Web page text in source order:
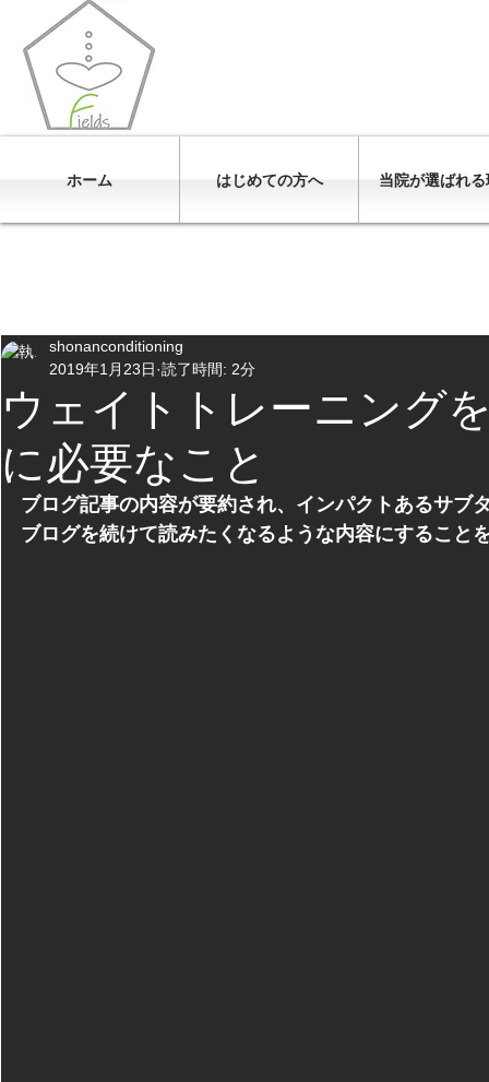
ホーム はじめての方へ 当院が選ばれる
ウェイトトレーニング
に必要なこと
shonanconditioning
2019年1月23日 読了時間: 2分
ブログ記事の内容が要約され、インパクトあるサブ
ブログを続けて読みたくなるような内容にすること